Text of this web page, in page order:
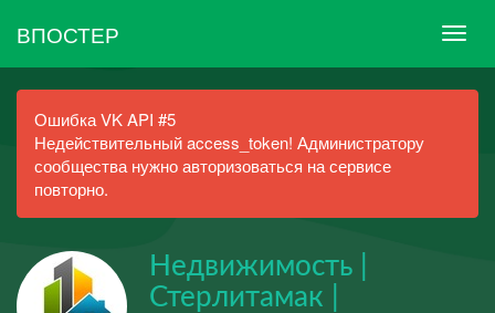
ВПОСТЕР
Ошибка VK API #5
Недействительный access_token! Администратору
сообщества нужно авторизоваться на сервисе
повторно.
Недвижимость |
Стерлитамак |